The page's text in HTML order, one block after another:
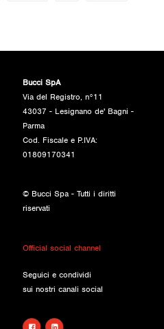
Bucci SpA
Via del Registro, n°11
43037 - Lesignano de' Bagni -
Parma
Cod. Fiscale e P.IVA:
01809170341
© Bucci Spa - Tutti i diritti
riservati
Official social channel
Seguici e condividi
sui nostri canali social